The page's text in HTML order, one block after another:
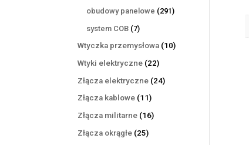
produkty
obudowy panelowe 291291
system COB 77
produktów
Wtyczka przemysłowa 1010
Wtyki elektryczne 2222
produkty
Złącza elektryczne 2424
Złącza kablowe 1111
produktów
Złącza militarne 1616
Złącza okrągłe 2525